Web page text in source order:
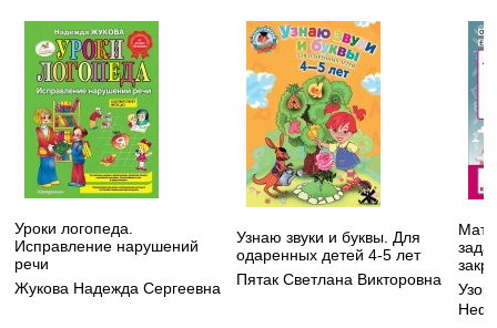
Уроки логопеда.
Исправление нарушений
речи
Жукова Надежда Сергеевна
Узнаю звуки и буквы. Для
одаренных детей 4-5 лет
Пятак Светлана Викторовна